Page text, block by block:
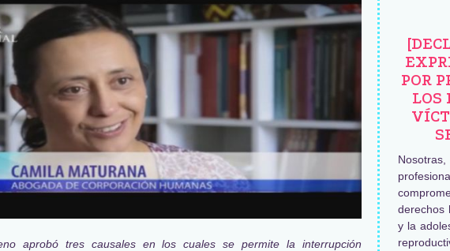
aprobó tres causales en los cuales se permite la interrupción
POR
LOS
derechos
y la